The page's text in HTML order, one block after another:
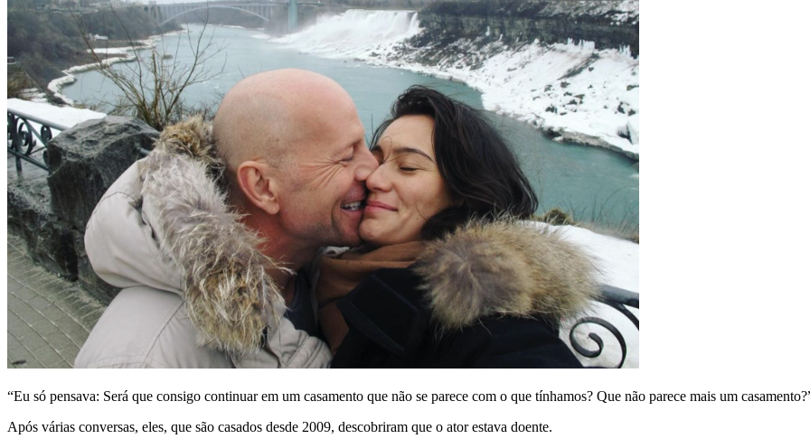
“Eu só pensava: Será que consigo continuar em um casamento que não se parece com o que tínhamos? Que não parece mais um
Após várias conversas, eles, que são casados desde 2009, descobriram que o ator estava doente.